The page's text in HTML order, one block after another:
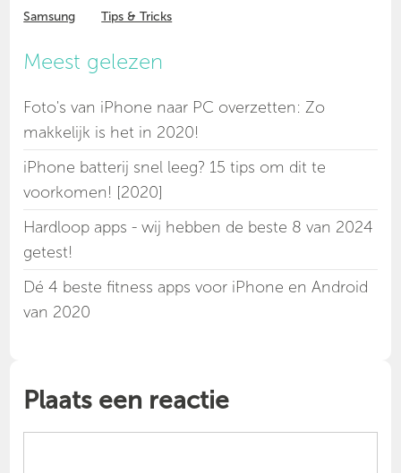
Samsung
Tips & Tricks
Meest gelezen
Foto's van iPhone naar PC overzetten: Zo
makkelijk is het in 2020!
iPhone batterij snel leeg? 15 tips om dit te
voorkomen! [2020]
Hardloop apps - wij hebben de beste 8 van 2024
getest!
Dé 4 beste fitness apps voor iPhone en Android
van 2020
Plaats een reactie